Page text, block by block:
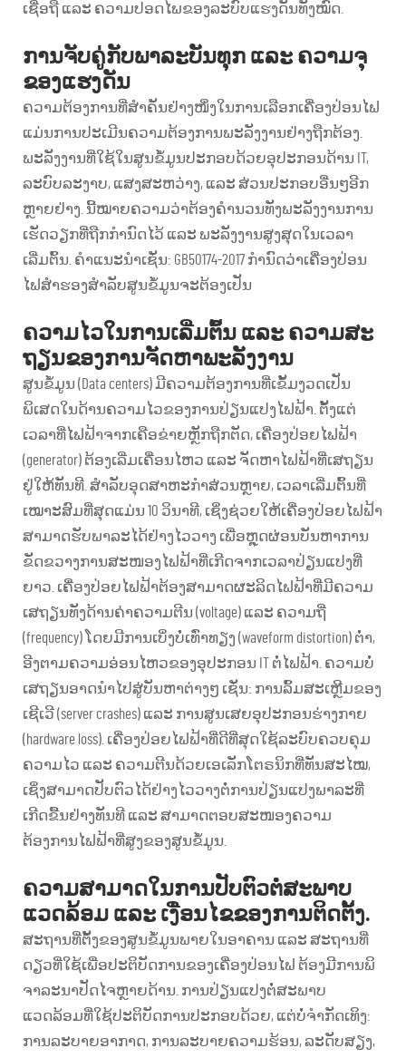
ເຊື່ອຖື ແລະ ຄວາມປອດໄພຂອງລະບົບແຮງດັນທັງໝົດ.
ການຈັບຄູ່ກັບພາລະບັນທຸກ ແລະ ຄວາມຈຸ
ຂອງແຮງດັນ
ຄວາມຕ້ອງການທີ່ສຳຄັນຢ່າງໜຶ່ງໃນການເລືອກເຄື່ອງປ່ອນໄຟ
ແມ່ນການປະເມີນຄວາມຕ້ອງການພະລັງງານຢ່າງຖືກຕ້ອງ.
ພະລັງງານທີ່ໃຊ້ໃນສູນຂໍ້ມູນປະກອບດ້ວຍອຸປະກອນດ້ານ IT,
ລະບົບລະງາບ, ແສງສະຫວ່າງ, ແລະ ສ່ວນປະກອບອື່ນໆອີກ
ຫຼາຍຢ່າງ. ນີ້ໝາຍຄວາມວ່າຕ້ອງຄຳນວນທັງພະລັງງານການ
ເຮັດວຽກທີ່ຖືກກຳນົດໄວ້ ແລະ ພະລັງງານສູງສຸດໃນເວລາ
ເລີ່ມຕົ້ນ. ຄຳແນະນຳເຊັ່ນ: GB50174-2017 ກຳນົດວ່າເຄື່ອງປ່ອນ
ໄຟສຳຮອງສຳລັບສູນຂໍ້ມູນຈະຕ້ອງເປັນ
ຄວາມໄວໃນການເລີ່ມຕົ້ນ ແລະ ຄວາມສະ
ຖຽນຂອງການຈັດຫາພະລັງງານ
ສູນຂໍ້ມູນ (Data centers) ມີຄວາມຕ້ອງການທີ່ເຂັ້ມງວດເປັນ
ພິເສດໃນດ້ານຄວາມໄວຂອງການປ່ຽນແປງໄຟຟ້າ. ຕັ້ງແຕ່
ເວລາທີ່ໄຟຟ້າຈາກເຄືອຂ່າຍຫຼັກຖືກຕັດ, ເຄື່ອງປ່ອຍໄຟຟ້າ
(generator) ຕ້ອງເລີ່ມເຄື່ອນໄຫວ ແລະ ຈັດຫາໄຟຟ້າທີ່ເສຖຽນ
ຢູ່ໃຫ້ທັນທີ. ສຳລັບອຸດສາຫະກຳສ່ວນຫຼາຍ, ເວລາເລີ່ມຕົ້ນທີ່
ເໝາະສົມທີ່ສຸດແມ່ນ 10 ວິນາທີ, ເຊິ່ງຊ່ວຍໃຫ້ເຄື່ອງປ່ອຍໄຟຟ້າ
ສາມາດຮັບພາລະໄດ້ຢ່າງໄວວາງ ເພື່ອຫຼຸດຜ່ອນບັນຫາການ
ຂັດຂວາງການສະໜອງໄຟຟ້າທີ່ເກີດຈາກເວລາປ່ຽນແປງທີ່
ຍາວ. ເຄື່ອງປ່ອຍໄຟຟ້າຕ້ອງສາມາດຜະລິດໄຟຟ້າທີ່ມີຄວາມ
ເສຖຽນທັງດ້ານຄ່າຄວາມຕີນ (voltage) ແລະ ຄວາມຖີ່
(frequency) ໂດຍມີການເບິ່ງບໍ່ເທົ່າທຽງ (waveform distortion) ຕ່ຳ,
ອີງຕາມຄວາມອ່ອນໄຫວຂອງອຸປະກອນ IT ຕໍ່ໄຟຟ້າ. ຄວາມບໍ່
ເສຖຽນອາດນຳໄປສູ່ບັນຫາຕ່າງໆ ເຊັ່ນ: ການລົ້ມສະເຫຼີມຂອງ
ເຊີເວີ (server crashes) ແລະ ການສູນເສຍອຸປະກອນຮ່າງກາຍ
(hardware loss). ເຄື່ອງປ່ອຍໄຟຟ້າທີ່ດີທີ່ສຸດໃຊ້ລະບົບຄວບຄຸມ
ຄວາມໄວ ແລະ ຄວາມຕີນດ້ວຍເອເລັກໂຕຣນິກທີ່ທັນສະໄໝ,
ເຊິ່ງສາມາດປັບຕົວໄດ້ຢ່າງໄວວາງຕໍ່ການປ່ຽນແປງພາລະທີ່
ເກີດຂື້ນຢ່າງທັນທີ ແລະ ສາມາດຕອບສະໜອງຄວາມ
ຕ້ອງການໄຟຟ້າທີ່ສູງຂອງສູນຂໍ້ມູນ.
ຄວາມສາມາດໃນການປັບຕົວຕໍ່ສະພາບ
ແວດລ້ອມ ແລະ ເງື່ອນໄຂຂອງການຕິດຕັ້ງ.
ສະຖານທີ່ຕັ້ງຂອງສູນຂໍ້ມູນພາຍໃນອາຄານ ແລະ ສະຖານທີ່
ດຽວທີ່ໃຊ້ເພື່ອປະຕິບັດການຂອງເຄື່ອງປ່ອນໄຟ ຕ້ອງມີການພິ
ຈາລະນາປັດໄຈຫຼາຍດ້ານ. ການປ່ຽນແປງຕໍ່ສະພາບ
ແວດລ້ອມທີ່ໃຊ້ປະຕິບັດການປະກອບດ້ວຍ, ແຕ່ບໍ່ຈຳກັດເທິງ:
ການລະບາຍອາກາດ, ການລະບາຍຄວາມຮ້ອນ, ລະດັບສຽງ,